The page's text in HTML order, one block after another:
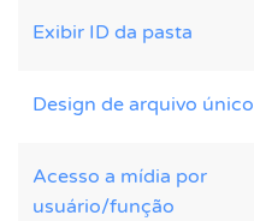
Exibir ID da pasta
Design de arquivo único
Acesso a mídia por
usuário/função